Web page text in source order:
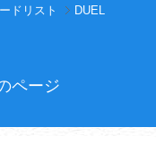
ドリスト
DUEL
ページ